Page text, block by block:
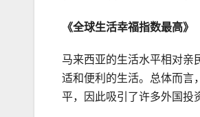
《全球生活幸福指数最高》
马来西亚的生活水平相对亲
适和便利的生活。总体而言
平，因此吸引了许多外国投